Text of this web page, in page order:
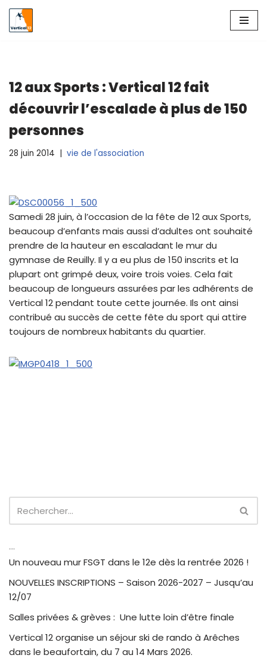
Aller
12 aux Sports : Vertical 12 fait
découvrir l’escalade à plus de 150
personnes
28 juin 2014 vie de l'association
Samedi 28 juin, à l’occasion de la fête de 12 aux Sports,
beaucoup d’enfants mais aussi d’adultes ont souhaité
prendre de la hauteur en escaladant le mur du
gymnase de Reuilly. Il y a eu plus de 150 inscrits et la
plupart ont grimpé deux, voire trois voies. Cela fait
beaucoup de longueurs assurées par les adhérents de
Vertical 12 pendant toute cette journée. Ils ont ainsi
contribué au succès de cette fête du sport qui attire
toujours de nombreux habitants du quartier.
Un nouveau mur FSGT dans le 12e dès la rentrée 2026 !
NOUVELLES INSCRIPTIONS – Saison 2026-2027 – Jusqu’au
12/07
Salles privées & grèves : Une lutte loin d’être finale
Vertical 12 organise un séjour ski de rando à Arêches
dans le beaufortain, du 7 au 14 Mars 2026.